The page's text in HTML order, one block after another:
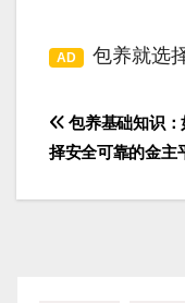
AD 包养就选
文
导
包养基础知识：
择安全可靠的金主